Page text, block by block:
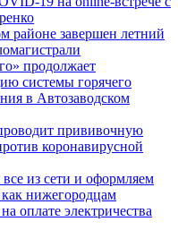
районе завершен летний
продолжает
системы горячего
в Автозаводском
прививочную
коронавирусной
из сети и оформляем
как нижегородцам
оплате электричества